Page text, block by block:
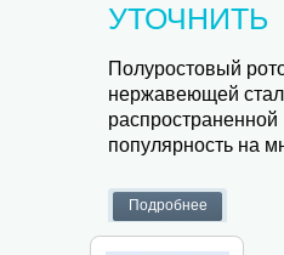
УТОЧНИТЬ
Полуростовый
нержавеющей
распространенной
популярность на